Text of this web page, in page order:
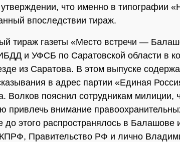
что именно в типографии
впоследствии тираж.
тираж газеты «Место встречи —
и УФСБ по Саратовской области в
из Саратова. В этом выпуске
в адрес партии «Единая
Волков пояснил сотрудникам милиции,
привлечь внимание
до этого распространялось в Балашове
Правительство РФ и лично